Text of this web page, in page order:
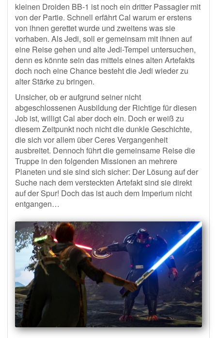
kleinen Droiden BB-1 ist noch ein dritter Passagier mit
von der Partie. Schnell erfährt Cal warum er erstens
von ihnen gerettet wurde und zweitens was sie
vorhaben. Als Jedi, soll er gemeinsam mit ihnen auf
eine Reise gehen und alte Jedi-Tempel untersuchen,
denn es könnte sein das mittels eines alten Artefakts
doch noch eine Chance besteht die Jedi wieder zu
alter Stärke zu bringen.
Unsicher, ob er aufgrund seiner nicht
abgeschlossenen Ausbildung der Richtige für diesen
Job ist, willigt Cal aber doch ein. Doch er weiß zu
diesem Zeitpunkt noch nicht die dunkle Geschichte,
die sich vor allem über Ceres Vergangenheit
ausbreitet. Dennoch führt die gemeinsame Reise die
Truppe in den folgenden Missionen an mehrere
Planeten und sie sind sich sicher: Der Lösung auf der
Suche nach dem versteckten Artefakt sind sie direkt
auf der Spur! Doch das ist auch dem Imperium nicht
entgangen…